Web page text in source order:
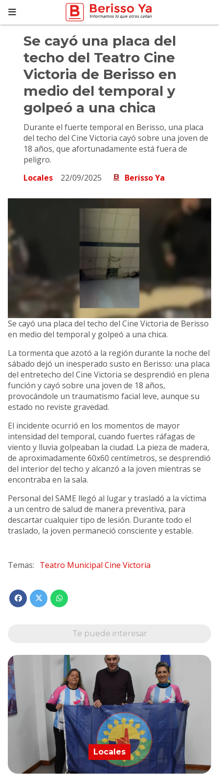
Se cayó una placa del
techo del Teatro Cine
Victoria de Berisso en
medio del temporal y
golpeó a una chica
Durante el fuerte temporal en Berisso, una placa
del techo del Cine Victoria cayó sobre una joven de
18 años, que afortunadamente está fuera de
peligro.
Locales
22/09/2025 Berisso Ya
Se cayó una placa del techo del Cine Victoria de Berisso
en medio del temporal y golpeó a una chica.
La tormenta que azotó a la región durante la noche del
sábado dejó un inesperado susto en Berisso: una placa
del entretecho del Cine Victoria se desprendió en plena
función y cayó sobre una joven de 18 años,
provocándole un traumatismo facial leve, aunque su
estado no reviste gravedad.
El incidente ocurrió en los momentos de mayor
intensidad del temporal, cuando fuertes ráfagas de
viento y lluvia golpeaban la ciudad. La pieza de madera,
de aproximadamente 60x60 centímetros, se desprendió
del interior del techo y alcanzó a la joven mientras se
encontraba en la sala.
Personal del SAME llegó al lugar y trasladó a la víctima
a un centro de salud de manera preventiva, para
descartar cualquier tipo de lesión. Durante todo el
traslado, la joven permaneció consciente y estable.
Teatro Municipal Cine Victoria
Te puede interesar
Locales